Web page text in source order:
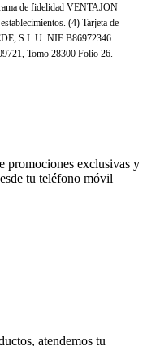
de fidelidad VENTAJON
(4) Tarjeta de
S.L.U. NIF B86972346
Tomo 28300 Folio 26.
promociones exclusivas y
tu teléfono móvil
atendemos tu